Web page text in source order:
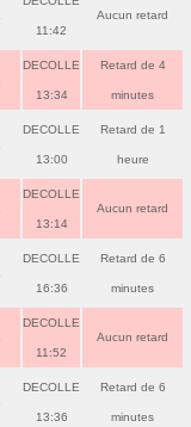
11:42
Aucun retard
DECOLLE
13:34
Retard de 4
minutes
DECOLLE
13:00
Retard de 1
heure
DECOLLE
13:14
Aucun retard
DECOLLE
16:36
Retard de 6
minutes
DECOLLE
11:52
Aucun retard
DECOLLE
13:36
Retard de 6
minutes